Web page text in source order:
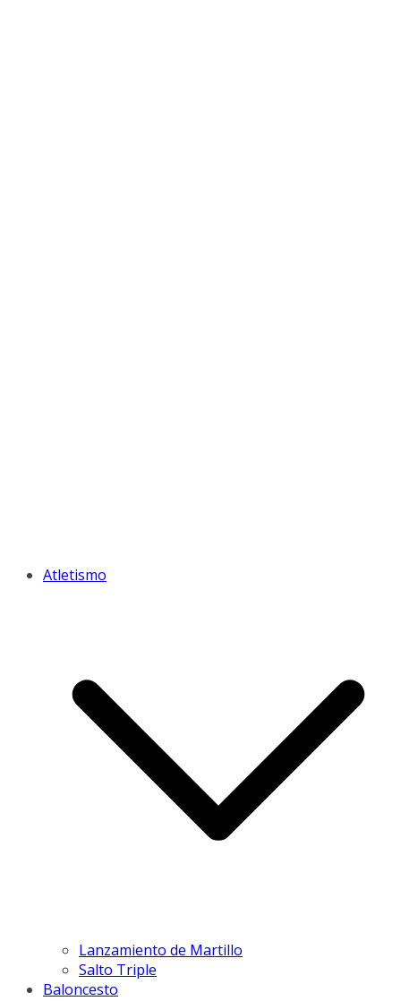
Atletismo
Lanzamiento de Martillo
Salto Triple
Baloncesto